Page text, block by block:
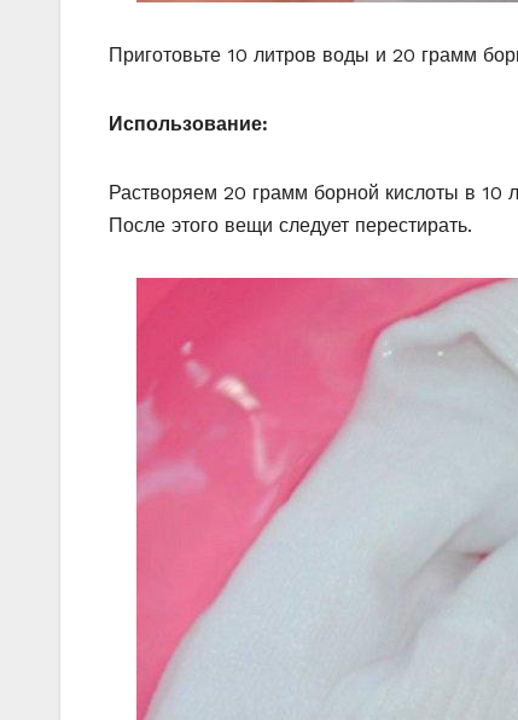
Приготовьте 10 литров воды и 20 грамм
Использование:
Растворяем 20 грамм борной кислоты в 10
После этого вещи следует перестирать.